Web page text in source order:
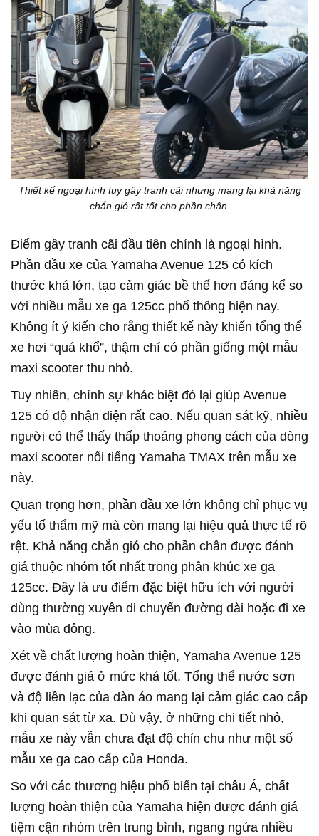
Thiết kế ngoại hình tuy gây tranh cãi nhưng mang lại khả năng
chắn gió rất tốt cho phần chân.
Điểm gây tranh cãi đầu tiên chính là ngoại hình.
Phần đầu xe của Yamaha Avenue 125 có kích
thước khá lớn, tạo cảm giác bề thế hơn đáng kể so
với nhiều mẫu xe ga 125cc phổ thông hiện nay.
Không ít ý kiến cho rằng thiết kế này khiến tổng thể
xe hơi “quá khổ”, thậm chí có phần giống một mẫu
maxi scooter thu nhỏ.
Tuy nhiên, chính sự khác biệt đó lại giúp Avenue
125 có độ nhận diện rất cao. Nếu quan sát kỹ, nhiều
người có thể thấy thấp thoáng phong cách của dòng
maxi scooter nổi tiếng Yamaha TMAX trên mẫu xe
này.
Quan trọng hơn, phần đầu xe lớn không chỉ phục vụ
yếu tố thẩm mỹ mà còn mang lại hiệu quả thực tế rõ
rệt. Khả năng chắn gió cho phần chân được đánh
giá thuộc nhóm tốt nhất trong phân khúc xe ga
125cc. Đây là ưu điểm đặc biệt hữu ích với người
dùng thường xuyên di chuyển đường dài hoặc đi xe
vào mùa đông.
Xét về chất lượng hoàn thiện, Yamaha Avenue 125
được đánh giá ở mức khá tốt. Tổng thể nước sơn
và độ liền lạc của dàn áo mang lại cảm giác cao cấp
khi quan sát từ xa. Dù vậy, ở những chi tiết nhỏ,
mẫu xe này vẫn chưa đạt độ chỉn chu như một số
mẫu xe ga cao cấp của Honda.
So với các thương hiệu phổ biến tại châu Á, chất
lượng hoàn thiện của Yamaha hiện được đánh giá
tiệm cận nhóm trên trung bình, ngang ngửa nhiều